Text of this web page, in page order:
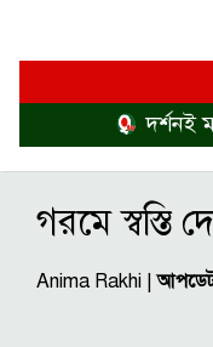
দর্শনই
গরমে স্বস্তি
Anima Rakhi |